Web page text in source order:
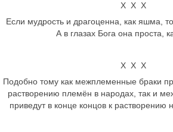
Х Х Х
Если мудрость и драгоценна, как яшма,
А в глазах Бога она проста,
Х Х Х
Подобно тому как межплеменные браки
растворению племён в народах, так и
приведут в конце концов к растворению